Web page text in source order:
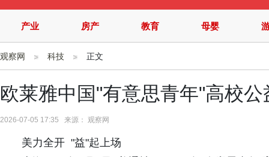
产业 房产 教育 母婴
观察网 科技 正文
欧莱雅中国"有意思青年"高校
2026-07-05 17:35 来源： 观察网
美力全开 "益"起上场